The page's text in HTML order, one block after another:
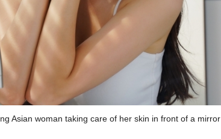
Asian woman taking care of her skin in front of a mirror